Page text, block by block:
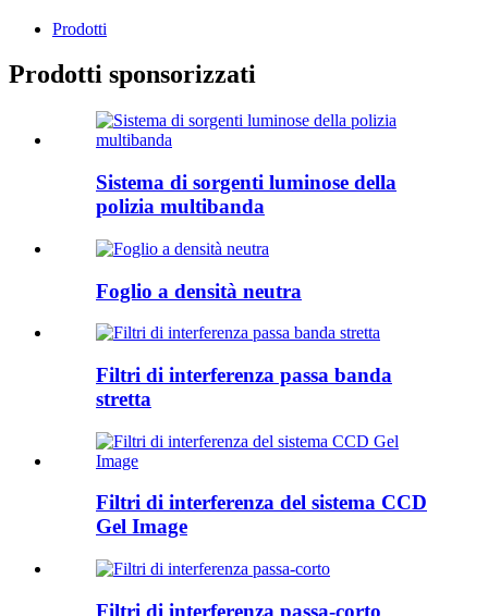
Prodotti
Prodotti sponsorizzati
Sistema di sorgenti luminose della
polizia multibanda
Foglio a densità neutra
Filtri di interferenza passa banda
stretta
Filtri di interferenza del sistema CCD
Gel Image
Filtri di interferenza passa-corto